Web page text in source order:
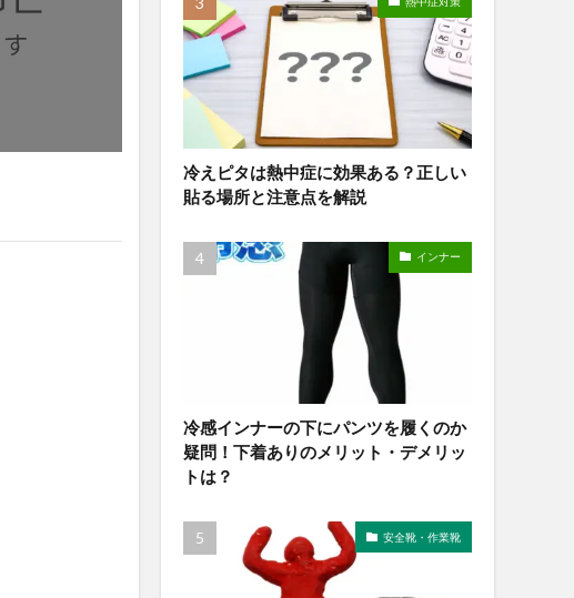
冷えピタは熱中症に効果ある？正しい
貼る場所と注意点を解説
インナー
冷感インナーの下にパンツを履くのか
疑問！下着ありのメリット・デメリッ
トは？
安全靴・作業靴